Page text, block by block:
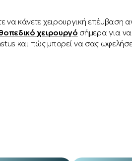
κάνετε χειρουργική επέμβαση
χειρουργό σήμερα για
και πώς μπορεί να σας